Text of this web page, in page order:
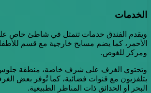
الخدمات
ويقدم الفندق خدمات تتمثل في شاطئ خاص
ومركز للغوص.
وتحتوي الغرف على شرف خاصة، منطقة
بتلفزيون مع قنوات فضائية، كما تُوفر بعض
البحر أو الحدائق ذات المناظر الطبيعية.